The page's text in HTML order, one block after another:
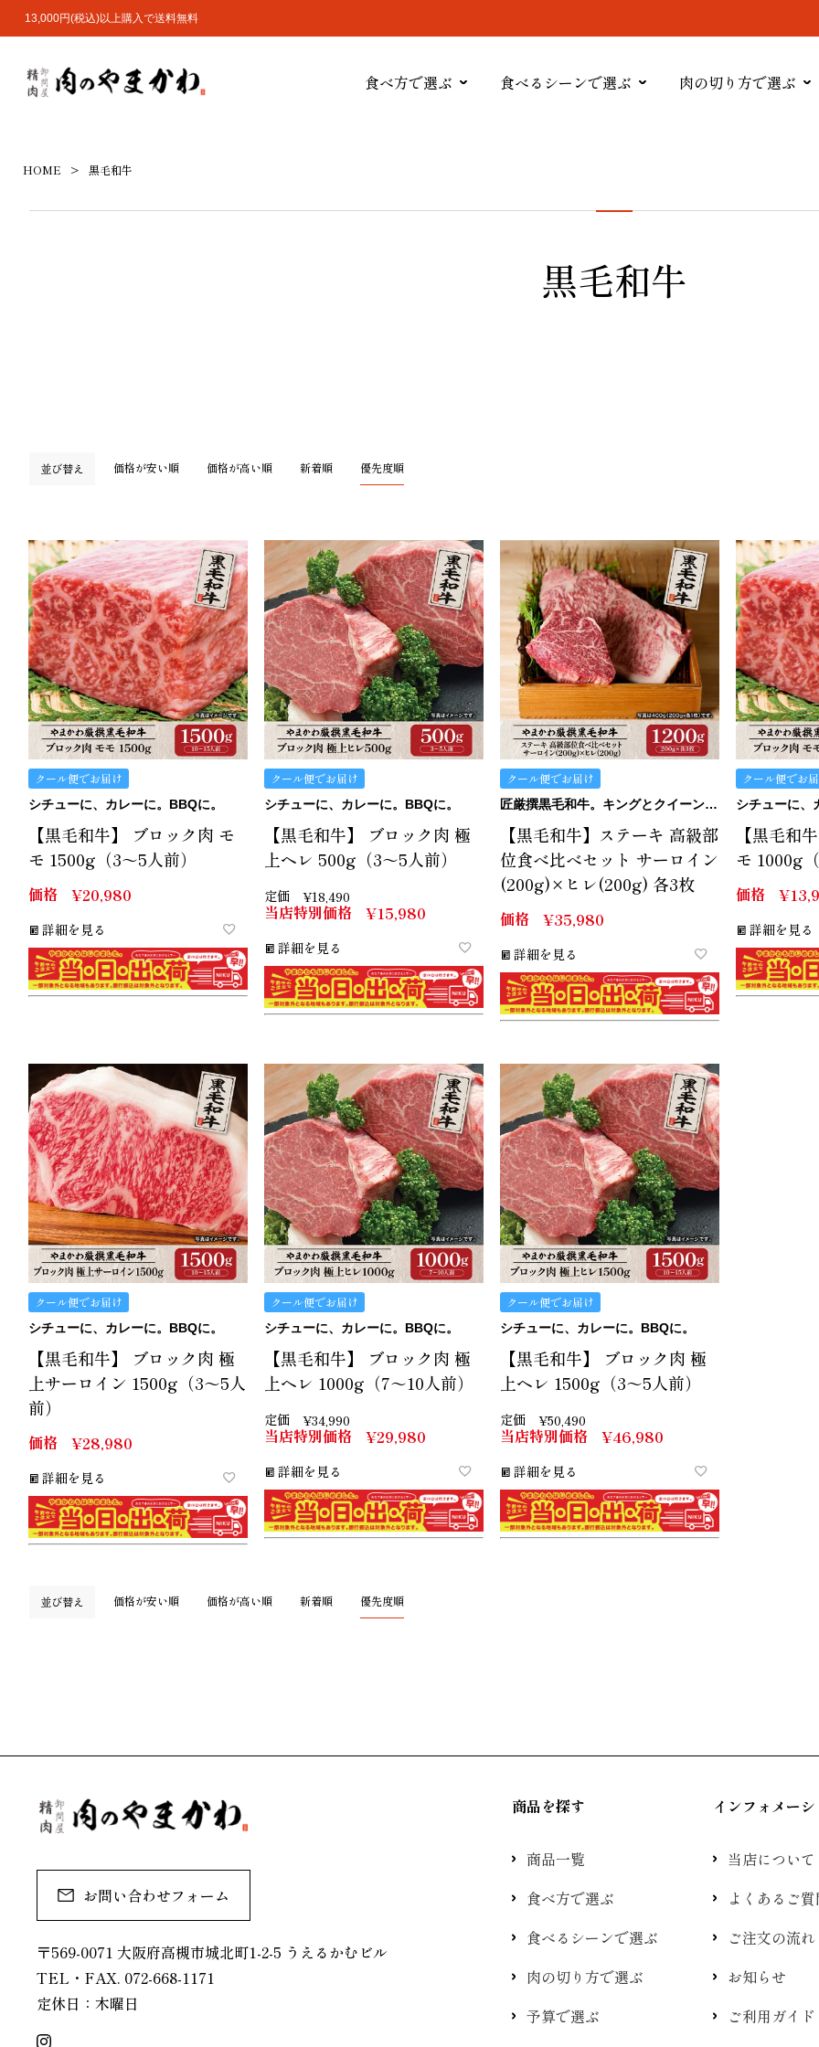
13,000円(税込)以上購入で送料無料
食べ方で選ぶ 食べるシーンで選ぶ 肉の切り方で選ぶ
HOME 黒毛和牛
黒毛和牛
並び替え 価格が安い順 価格が高い順 新着順 優先度順
クール便でお届け
シチューに、カレーに。BBQに。
【黒毛和牛】 ブロック肉 モ
モ 1500g（3～5人前）
価格 ¥20,980
詳細を見る
クール便でお届け
シチューに、カレーに。BBQに。
【黒毛和牛】 ブロック肉 極
上ヘレ 500g（3～5人前）
定価 ¥18,490
当店特別価格 ¥15,980
詳細を見る
クール便でお届け
匠厳撰黒毛和牛。キングとクイーンの詰め合わせ。
【黒毛和牛】ステーキ 高級部
位食べ比べセット サーロイン
(200g)×ヒレ(200g) 各3枚
価格 ¥35,980
詳細を見る
クール便でお
シチューに、
【黒毛和
モ 1000g
価格 ¥
詳細を見る
クール便でお届け
シチューに、カレーに。BBQに。
【黒毛和牛】 ブロック肉 極
上サーロイン 1500g（3～5人
前）
価格 ¥28,980
詳細を見る
クール便でお届け
シチューに、カレーに。BBQに。
【黒毛和牛】 ブロック肉 極
上ヘレ 1000g（7～10人前）
定価 ¥34,990
当店特別価格 ¥29,980
詳細を見る
クール便でお届け
シチューに、カレーに。BBQに。
【黒毛和牛】 ブロック肉 極
上ヘレ 1500g（3～5人前）
定価 ¥50,490
当店特別価格 ¥46,980
詳細を見る
並び替え 価格が安い順 価格が高い順 新着順 優先度順
お問い合わせフォーム
〒569-0071 大阪府高槻市城北町1-2-5 うえるかむビル
TEL・FAX. 072-668-1171
定休日：木曜日
商品を探す
商品一覧
食べ方で選ぶ
食べるシーンで選ぶ
肉の切り方で選ぶ
予算で選ぶ
インフォメー
当店について
よくあるご質
ご注文の流れ
お知らせ
ご利用ガイド